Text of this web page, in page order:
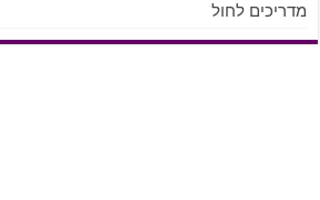
מדריכים לחול